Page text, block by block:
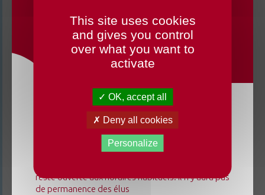
Liste des délibérations CM 07 04 2026
Liste des délibérations CM 20 03 2026
Liste des délibérations CM 12 03 2026
Liste des délibérations CM 06 01 2026
CHANGEMENTS HORAIRES
OUVERTURE MAIRIE
Du lundi 3 août au dimanche 23 août 2026, la
mairie déléguée de Chenillé-Changé adapte ses
horaires ⚠ Elle sera fermée les jeudis, ouverte les
lundis 3, 10 et 17 août de 9h à 12h. L'accueil de la
reste ouverte aux horaires habituels. Il n'y aura pas
de permanence des élus
This site uses cookies
and gives you control
over what you want to
activate
OK, accept all
Deny all cookies
Personalize